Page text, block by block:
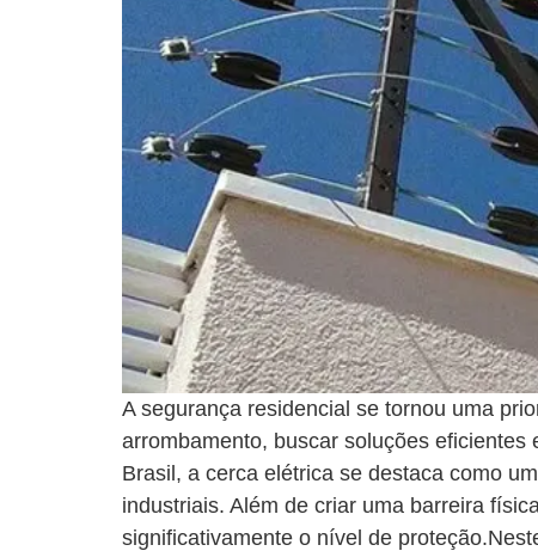
A segurança residencial se tornou uma
arrombamento, buscar soluções
Brasil, a cerca elétrica se destaca como
industriais. Além de criar uma barreira
significativamente o nível de